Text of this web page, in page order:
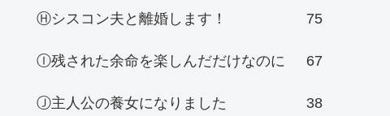
Ⓗシスコン夫と離婚します！ 75
Ⓘ残された余命を楽しんだだけなのに 67
Ⓙ主人公の養女になりました 38